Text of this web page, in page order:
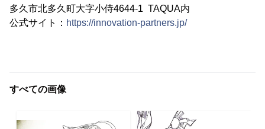
多久市北多久町大字小侍4644-1 TAQUA内
公式サイト： https://innovation-partners.jp/
すべての画像